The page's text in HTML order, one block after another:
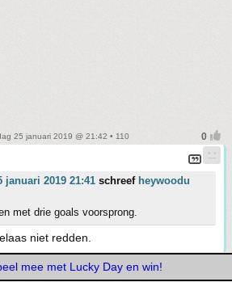
25 januari 2019 @ 21:42 • 110
januari 2019 21:41 schreef heywoodu
met drie goals voorsprong.
niet redden.
mee met Lucky Day en win!